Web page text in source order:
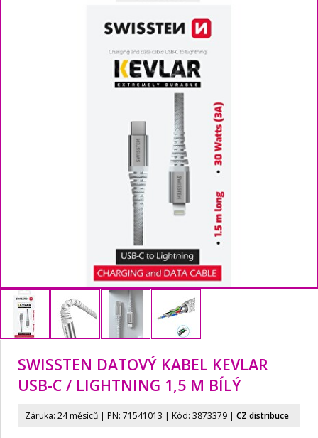
SWISSTEN DATOVÝ KABEL KEVLAR
USB-C / LIGHTNING 1,5 M BÍLÝ
Záruka: 24 měsíců | PN: 71541013 | Kód: 3873379 | CZ distribuce